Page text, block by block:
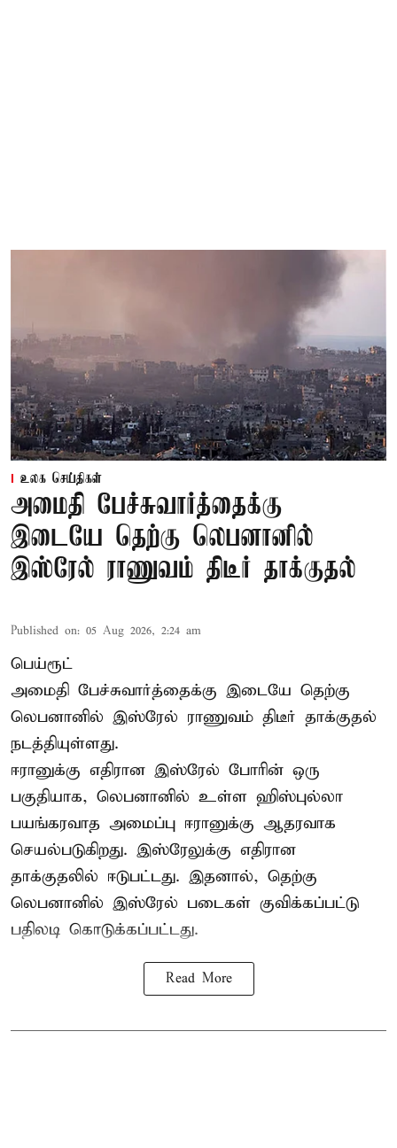
உலக செய்திகள்
அமைதி பேச்சுவார்த்தைக்கு
இடையே தெற்கு லெபனானில்
இஸ்ரேல் ராணுவம் திடீர் தாக்குதல்
Published on: 05 Aug 2026, 2:24 am
பெய்ரூட்
அமைதி பேச்சுவார்த்தைக்கு இடையே தெற்கு
லெபனானில் இஸ்ரேல் ராணுவம் திடீர் தாக்குதல்
நடத்தியுள்ளது.
ஈரானுக்கு எதிரான இஸ்ரேல் போரின் ஒரு
பகுதியாக, லெபனானில் உள்ள ஹிஸ்புல்லா
பயங்கரவாத அமைப்பு ஈரானுக்கு ஆதரவாக
செயல்படுகிறது. இஸ்ரேலுக்கு எதிரான
தாக்குதலில் ஈடுபட்டது. இதனால், தெற்கு
லெபனானில் இஸ்ரேல் படைகள் குவிக்கப்பட்டு
பதிலடி கொடுக்கப்பட்டது.
Read More